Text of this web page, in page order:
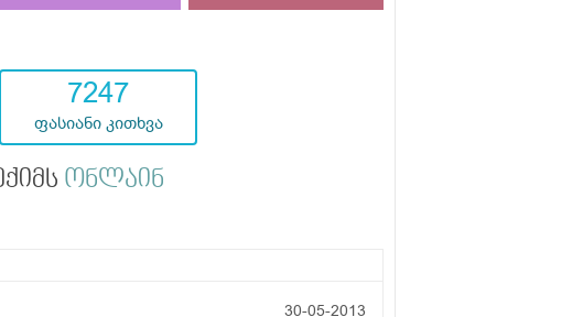
7247
ფასიანი კითხვა
ონლაინ
30-05-2013